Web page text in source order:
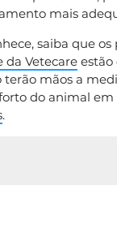
mais
saiba que
da Vetecare estão
terão mãos a
do animal
.
em: